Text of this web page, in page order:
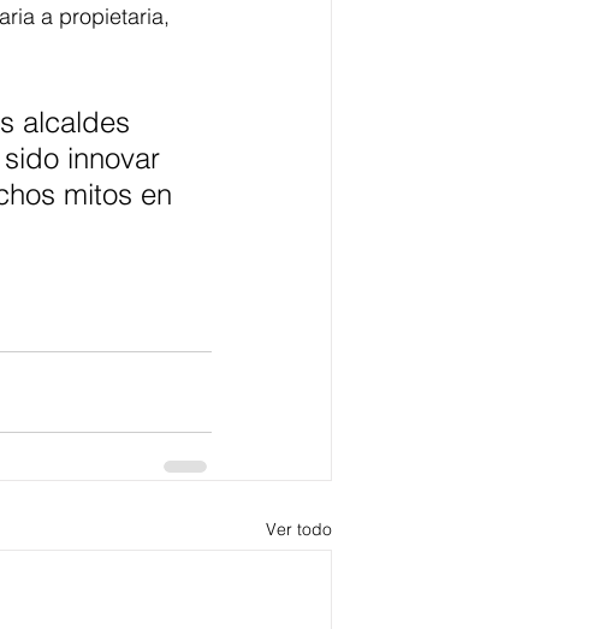
a propietaria,
alcaldes
innovar
mitos en
Ver todo